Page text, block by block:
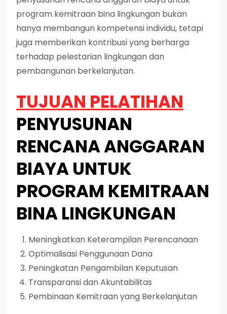
program kemitraan bina lingkungan bukan
hanya membangun kompetensi individu, tetapi
juga memberikan kontribusi yang berharga
terhadap pelestarian lingkungan dan
pembangunan berkelanjutan.
TUJUAN PELATIHAN
PENYUSUNAN
RENCANA ANGGARAN
BIAYA UNTUK
PROGRAM KEMITRAAN
BINA LINGKUNGAN
Meningkatkan Keterampilan Perencanaan
Optimalisasi Penggunaan Dana
Peningkatan Pengambilan Keputusan
Transparansi dan Akuntabilitas
Pembinaan Kemitraan yang Berkelanjutan